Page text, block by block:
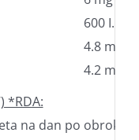
600 I.U.
4.8 mg
4.2 mg
*RDA:
na dan po obroku.